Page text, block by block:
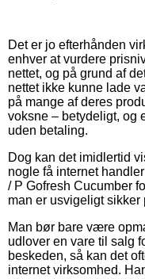
Det er jo efterhånden
enhver at vurdere
nettet, og på grund af
nettet ikke kunne lade
på mange af deres
voksne – betydeligt, og
uden betaling.
Dog kan det imidlertid
nogle få internet
/ P Gofresh Cucumber
man er usvigeligt sikker
Man bør bare være
udlover en vare til salg
beskeden, så kan det
internet virksomhed.